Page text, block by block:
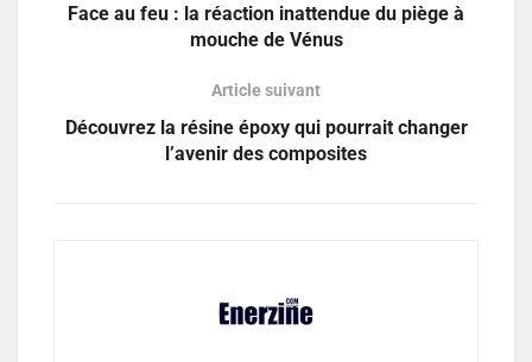
Face au feu : la réaction inattendue du piège à
mouche de Vénus
Article suivant
Découvrez la résine époxy qui pourrait changer
l’avenir des composites